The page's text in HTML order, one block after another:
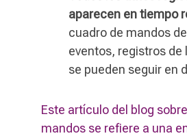
aparecen entiempo
cuadro de mandos
eventos, registros de
se pueden seguir en
Este artículo del blog
mandos se refiere a una